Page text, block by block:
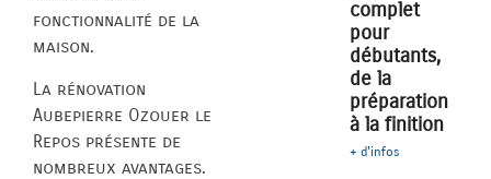
fonctionnalité de la
maison.
La rénovation
Aubepierre Ozouer le
Repos présente de
nombreux avantages.
complet
pour
débutants,
de la
préparation
à la finition
+ d'infos